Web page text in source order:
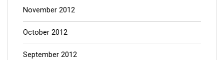
November 2012
October 2012
September 2012